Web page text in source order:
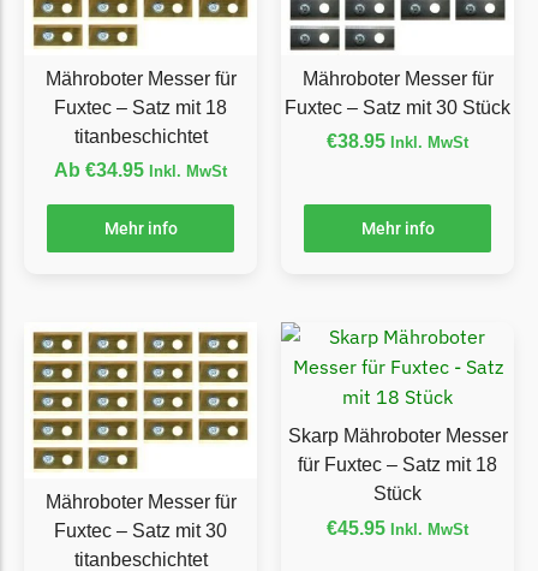
Begrenzungsdraht
Flymo Messer
Begrenzungsdraht
Fuxtec
Fuxtec Messer
Begrenzungsdraht
Garden Feelings Messer
Begrenzungsdraht
Greenworks
Greenworks Messer
Grouw
Mähroboter Messer für
Fuxtec – Satz mit 18
titanbeschichtet
Ab €34.95 Inkl. MwSt
Mehr info
Mähroboter Messer für
Fuxtec – Satz mit 30 Stück
€38.95 Inkl. MwSt
Mehr info
Mähroboter Messer für
Fuxtec – Satz mit 30
titanbeschichtet
Skarp Mähroboter Messer
für Fuxtec – Satz mit 18
Stück
€45.95 Inkl. MwSt